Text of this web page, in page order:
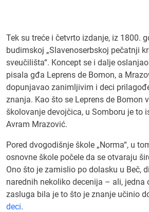
Tek su treće i četvrto izdanje, iz 1800.
budimskoj „Slavenoserbskoj pečatnji
sveučilišta“. Koncept se i dalje
pisala gđa Leprens de Bomon, a
dopunjavao zanimljivim i deci
znanja. Kao što se Leprens de Bomon
školovanje devojčica, u Somboru je to
Avram Mrazović.
Pored dvogodišnje škole „Norma“, u
osnovne škole počele da se otvaraju
Ono što je zamislio po dolasku u Beč,
narednih nekoliko decenija – ali, jedna
zasluga bila je to što je znanje učinio
deci.